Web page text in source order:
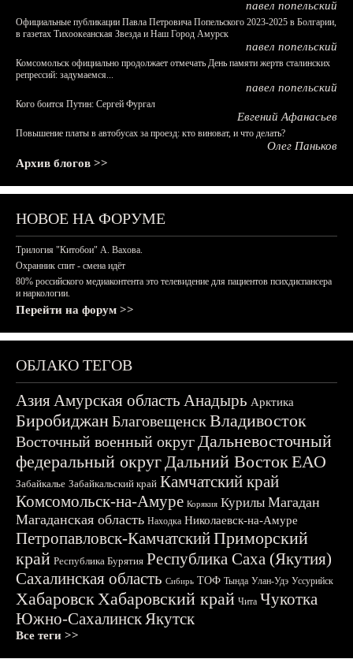
павел попельский
Официальные публикации Павла Петровича Попельского 2023-2025 в Болгарии,
в газетах Тихоокеанская Звезда и Наш Город Амурск
павел попельский
Комсомольск официально продолжает отмечать День памяти жертв сталинских
репрессий: задумаемся...
павел попельский
Кого боится Путин: Сергей Фургал
Евгений Афанасьев
Повышение платы в автобусах за проезд: кто виноват, и что делать?
Олег Паньков
Архив блогов >>
НОВОЕ НА ФОРУМЕ
Трилогия "Китобои" А. Вахова.
Охранник спит - смена идёт
80% российского медиаконтента это телевидение для пациентов психдиспансера
и наркологии.
Перейти на форум >>
ОБЛАКО ТЕГОВ
АзияАмурская область Анадырь Арктика
БиробиджанБлаговещенскВладивосток
Восточный военный округДальневосточный
федеральный округДальний ВостокЕАО
Забайкалье Забайкальский край Камчатский край
Комсомольск-на-Амуре Корякия Курилы Магадан
Магаданская область Находка Николаевск-на-Амуре
Петропавловск-КамчатскийПриморский
край Республика Бурятия Республика Саха (Якутия)
Сахалинская область Сибирь ТОФ Тында Улан-Удэ Уссурийск
ХабаровскХабаровский край Чита Чукотка
Южно-СахалинскЯкутск
Все теги >>